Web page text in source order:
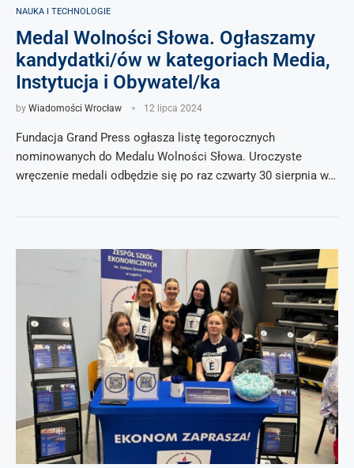
NAUKA I TECHNOLOGIE
Medal Wolności Słowa. Ogłaszamy
kandydatki/ów w kategoriach Media,
Instytucja i Obywatel/ka
by Wiadomości Wrocław 12 lipca 2024
Fundacja Grand Press ogłasza listę tegorocznych
nominowanych do Medalu Wolności Słowa. Uroczyste
wręczenie medali odbędzie się po raz czwarty 30 sierpnia w…